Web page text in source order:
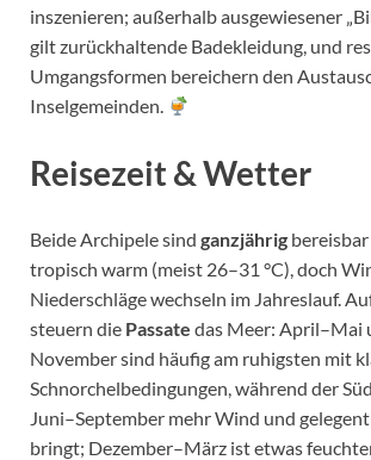
inszenieren; außerhalb ausgewiesener
gilt zurückhaltende Badekleidung, und
Umgangsformen bereichern den
Inselgemeinden.
Reisezeit & Wetter
Beide Archipele sind ganzjährig
tropisch warm (meist 26–31 °C), doch
Niederschläge wechseln im Jahreslauf.
steuern die Passate das Meer: April–Mai
November sind häufig am ruhigsten mit
Schnorchelbedingungen, während der
Juni–September mehr Wind und
bringt; Dezember–März ist etwas